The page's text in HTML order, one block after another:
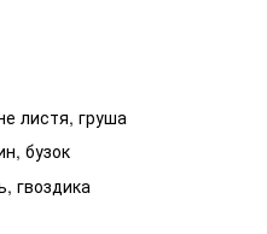
листя, груша
бузок
гвоздика